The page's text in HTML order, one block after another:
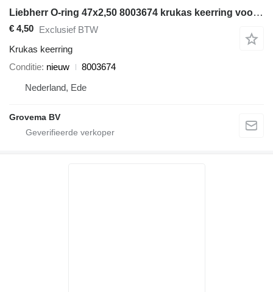
Liebherr O-ring 47x2,50 8003674 krukas keerring voor bouwmachines
€ 4,50 Exclusief BTW
Krukas keerring
Conditie nieuw
8003674
Nederland, Ede
Grovema BV